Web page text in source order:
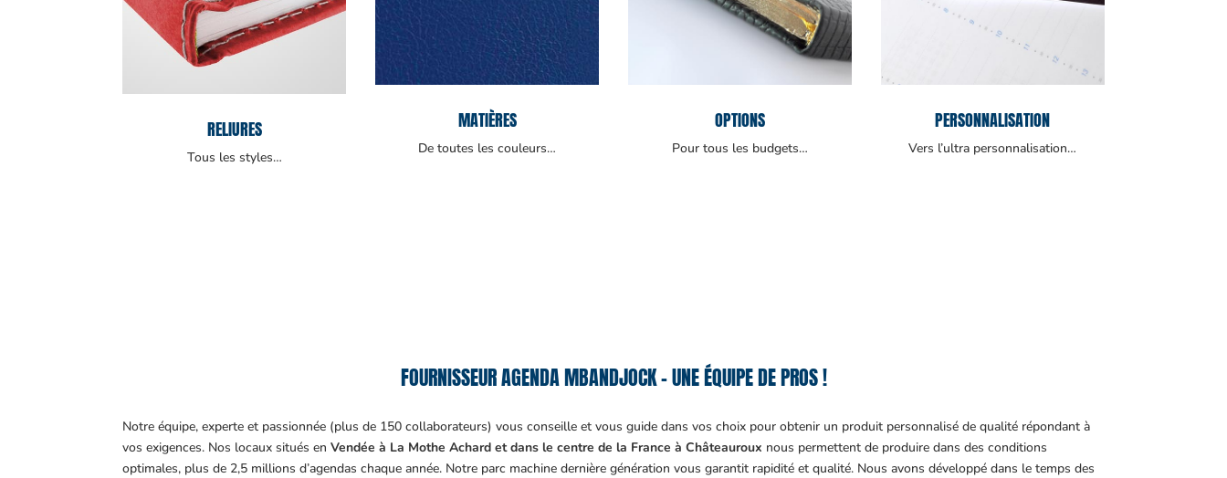
RELIURES
Tous les styles…
MATIÈRES
De toutes les couleurs…
OPTIONS
Pour tous les budgets…
PERSONNALISATION
Vers l’ultra personnalisation…
FOURNISSEUR AGENDA MBANDJOCK – UNE ÉQUIPE DE PROS !
Notre équipe, experte et passionnée (plus de 150 collaborateurs) vous conseille et vous guide dans vos choix pour obtenir un produit personnalisé de qualité répondant à
vos exigences. Nos locaux situés enVendée à La Mothe Achard et dans le centre de la France à Châteauroux nous permettent de produire dans des conditions
optimales, plus de 2,5 millions d’agendas chaque année. Notre parc machine dernière génération vous garantit rapidité et qualité. Nous avons développé dans le temps des